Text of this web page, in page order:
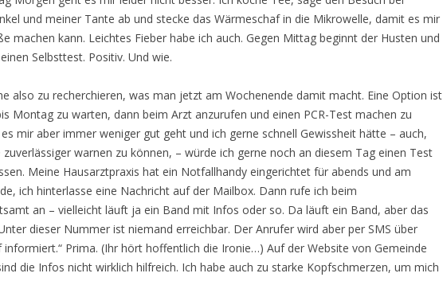
und meiner Tante ab und stecke das Wärmeschaf in die Mikrowelle, damit es mir
machen kann. Leichtes Fieber habe ich auch. Gegen Mittag beginnt der Husten und
Selbsttest. Positiv. Und wie.
also zu recherchieren, was man jetzt am Wochenende damit macht. Eine Option ist
Montag zu warten, dann beim Arzt anzurufen und einen PCR-Test machen zu
mir aber immer weniger gut geht und ich gerne schnell Gewissheit hätte – auch,
warnen zu können, – würde ich gerne noch an diesem Tag einen Test
Meine Hausarztpraxis hat ein Notfallhandy eingerichtet für abends und am
ich hinterlasse eine Nachricht auf der Mailbox. Dann rufe ich beim
an – vielleicht läuft ja ein Band mit Infos oder so. Da läuft ein Band, aber das
dieser Nummer ist niemand erreichbar. Der Anrufer wird aber per SMS über
informiert.“ Prima. (Ihr hört hoffentlich die Ironie…) Auf der Website von Gemeinde
die Infos nicht wirklich hilfreich. Ich habe auch zu starke Kopfschmerzen, um mich